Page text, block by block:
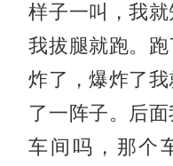
样子一叫，我就
我拔腿就跑。
炸了，爆炸了
了一阵子。后
车间吗，那个